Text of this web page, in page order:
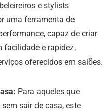
e stylists
uma ferramenta de
capaz de criar
facilidade e rapidez,
oferecidos em salões.
Para aqueles que
sair de casa, este